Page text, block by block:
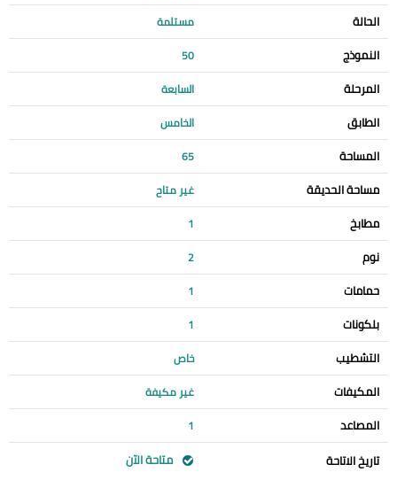
الحالة مستلمة
النموذج 50
المرحلة السابعة
الطابق الخامس
المساحة 65
مساحة الحديقة غير متاح
مطابخ 1
نوم 2
حمامات 1
بلكونات 1
التشطيب خاص
المكيفات غير مكيفة
المصاعد 1
تاريخ الاتاحة متاحة الآن